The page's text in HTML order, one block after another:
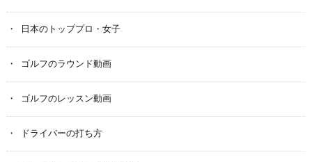
日本のトッププロ・女子
ゴルフのラウンド動画
ゴルフのレッスン動画
ドライバーの打ち方